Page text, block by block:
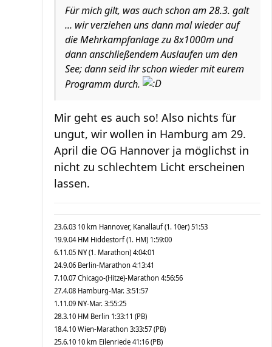
Für mich gilt, was auch schon am 28.3. galt
... wir verziehen uns dann mal wieder auf
die Mehrkampfanlage zu 8x1000m und
dann anschließendem Auslaufen um den
See; dann seid ihr schon wieder mit eurem
Programm durch.
Mir geht es auch so! Also nichts für
ungut, wir wollen in Hamburg am 29.
April die OG Hannover ja möglichst in
nicht zu schlechtem Licht erscheinen
lassen.
23.6.03 10 km Hannover, Kanallauf (1. 10er) 51:53
19.9.04 HM Hiddestorf (1. HM) 1:59:00
6.11.05 NY (1. Marathon) 4:04:01
24.9.06 Berlin-Marathon 4:13:41
7.10.07 Chicago-(Hitze)-Marathon 4:56:56
27.4.08 Hamburg-Mar. 3:51:57
1.11.09 NY-Mar. 3:55:25
28.3.10 HM Berlin 1:33:11 (PB)
18.4.10 Wien-Marathon 3:33:57 (PB)
25.6.10 10 km Eilenriede 41:16 (PB)